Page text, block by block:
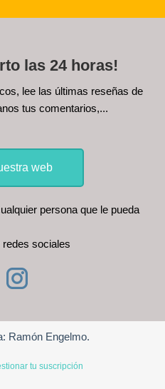
las 24 horas!
lee las últimas reseñas de
tus comentarios,...
web
persona que le pueda
sociales
Ramón Engelmo.
tu suscripción